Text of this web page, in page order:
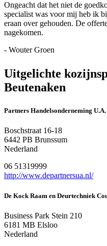
Ongeacht dat het niet de
specialist was voor mij heb ik
eraan over gehouden. De
nagekomen.
- Wouter Groen
Uitgelichte
Beutenaken
Partners Handelsonderneming U.A.
Boschstraat 16-18
6442 PB Brunssum
Nederland
06 51319999
http://www.departnersua.nl/
De Kock Raam en Deurtechniek
Business Park Stein 210
6181 MB Elsloo
Nederland